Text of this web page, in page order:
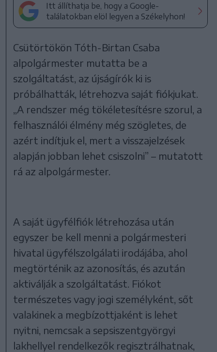
Itt állíthatja be, hogy a Google-
találatokban elöl legyen a Székelyhon!
Csütörtökön Tóth-Birtan Csaba
alpolgármester mutatta be a
szolgáltatást, az újságírók ki is
próbálhatták, létrehozva saját fiókjukat.
„A rendszer még tökéletesítésre szorul, a
felhasználói élmény még szögletes, de
azért indítjuk el, mert a visszajelzések
alapján jobban lehet csiszolni” – mutatott
rá az alpolgármester.
A saját ügyfélfiók létrehozása után
egyszer be kell menni a polgármesteri
hivatal ügyfélszolgálati irodájába, ahol
megtörténik az azonosítás, és azután
aktiválják a szolgáltatást. Fiókot
természetes vagy jogi személyként, sőt
valakinek a megbízottjaként is lehet
nyitni, nemcsak a sepsiszentgyörgyi
lakhellyel rendelkezők regisztrálhatnak,